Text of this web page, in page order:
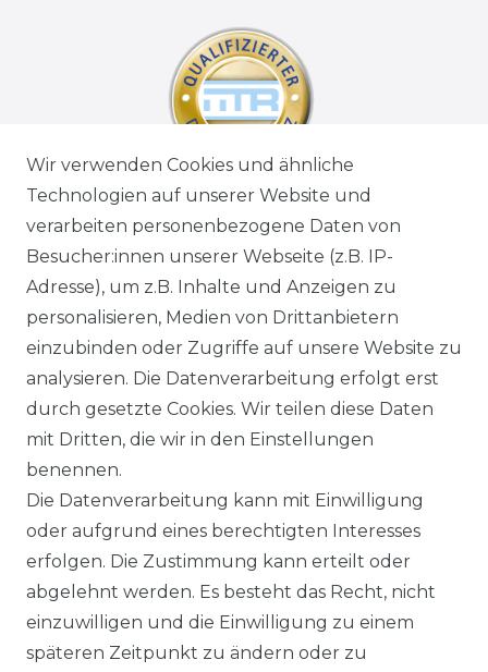
Wir verwenden Cookies und ähnliche
Technologien auf unserer Website und
verarbeiten personenbezogene Daten von
Besucher:innen unserer Webseite (z.B. IP-
Adresse), um z.B. Inhalte und Anzeigen zu
personalisieren, Medien von Drittanbietern
einzubinden oder Zugriffe auf unsere Website zu
analysieren. Die Datenverarbeitung erfolgt erst
durch gesetzte Cookies. Wir teilen diese Daten
mit Dritten, die wir in den Einstellungen
benennen.
Die Datenverarbeitung kann mit Einwilligung
oder aufgrund eines berechtigten Interesses
erfolgen. Die Zustimmung kann erteilt oder
abgelehnt werden. Es besteht das Recht, nicht
einzuwilligen und die Einwilligung zu einem
späteren Zeitpunkt zu ändern oder zu